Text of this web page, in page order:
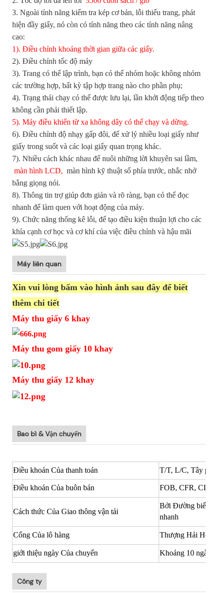
3. Ngoài tính năng kiểm tra kép cơ bản, lỗi thiếu trang, phát
hiện đầy giấy, nó còn có tính năng theo các tính năng nâng
cao:
1). Điều chỉnh khoảng thời gian giữa các giấy.
2). Điều chỉnh tốc độ máy
3). Trang có thể lập trình, bạn có thể nhóm hoặc không nhóm
các trường hợp, bất kỳ tập hợp trang nào cho phần phụ;
4). Trạng thái chạy có thể được lưu lại, lần khởi động tiếp theo
không cần phải thiết lập.
5). Máy điều khiển từ xa không dây có thể chạy và dừng.
6). Điều chỉnh độ nhạy gấp đôi, để xử lý nhiều loại giấy như
giấy trong suốt và các loại giấy quan trọng khác.
7). Nhiều cách khác nhau để nuôi những lời khuyên sai lầm,
màn hình LCD, màn hình kỹ thuật số phía trước, nhắc nhở
bằng giọng nói.
8). Thông tin trợ giúp đơn giản và rõ ràng, bạn có thể đọc
nhanh để làm quen với hoạt động của máy.
9). Chức năng thống kê lỗi, để tạo điều kiện thuận lợi cho các
khía cạnh cơ học và cơ khí của việc điều chỉnh và hậu mãi
Máy liên quan
Xin vui lòng bấm vào hình ảnh sau đây để biết
thêm chi tiết
Máy thu giấy 6 khay
Máy thu gom giấy 10 khay
Máy thu giấy 12 khay
Bao bì & Vận chuyển
Điều khoản Của thanh toán T/T, L/C, Tây
Điều khoản Của buôn bán FOB, CFR, CIF
Cách thức Của Giao thông vận tải
Bởi Đường biển/
nhanh
Cổng Của lô hàng Thượng Hải
giới thiệu ngày Của chuyển Khoảng 10 ngày
Công ty